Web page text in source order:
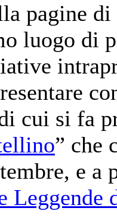
pagine
luogo di
cui si fa
” che
e a
Leggende